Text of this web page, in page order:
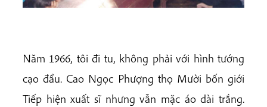
Năm 1966, tôi đi tu, không phải với hình tướng
cạo đầu. Cao Ngọc Phượng thọ Mười bốn giới
Tiếp hiện xuất sĩ nhưng vẫn mặc áo dài trắng.